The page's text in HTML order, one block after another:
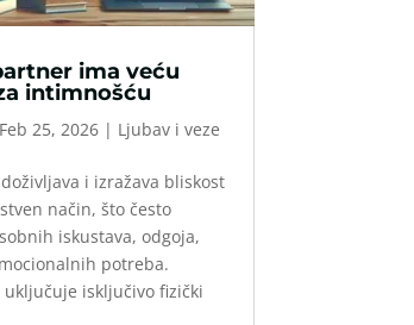
ima veću
intimnošću
Feb 25, 2026| Ljubav i veze
i izražava bliskost
način, što često
iskustava, odgoja,
potreba.
isključivo fizički